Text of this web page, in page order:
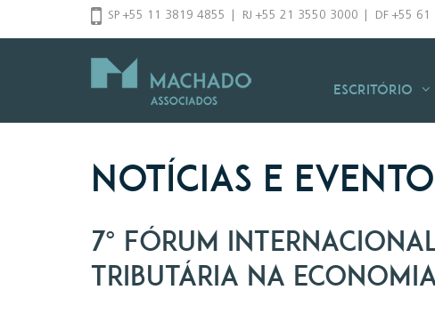
SP +55 11 3819 4855 RJ +55 21 3550 3000 DF +55
Escritório
Notícias e
7º Fórum
Tributária na